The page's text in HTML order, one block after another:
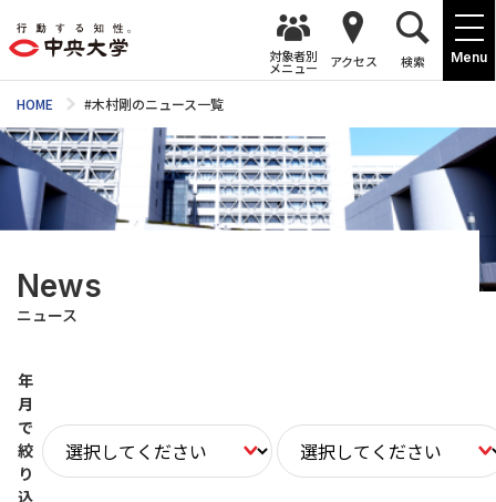
Menu
対象者別
メニュー アクセス 検索
HOME #木村剛のニュース一覧
News
ニュース
年
月
で
絞
り
込